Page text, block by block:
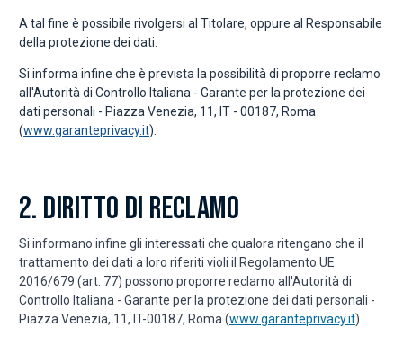
A tal fine è possibile rivolgersi al Titolare, oppure al Responsabile
della protezione dei dati.
Si informa infine che è prevista la possibilità di proporre reclamo
all'Autorità di Controllo Italiana - Garante per la protezione dei
dati personali - Piazza Venezia, 11, IT - 00187, Roma
(www.garanteprivacy.it).
2. DIRITTO DI RECLAMO
Si informano infine gli interessati che qualora ritengano che il
trattamento dei dati a loro riferiti violi il Regolamento UE
2016/679 (art. 77) possono proporre reclamo all'Autorità di
Controllo Italiana - Garante per la protezione dei dati personali -
Piazza Venezia, 11, IT-00187, Roma (www.garanteprivacy.it).